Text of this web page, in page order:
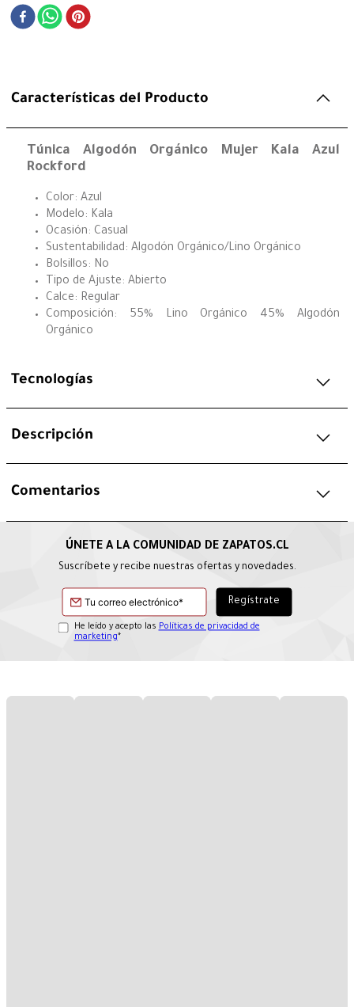
Características del Producto
Túnica Algodón Orgánico Mujer Kala Azul
Rockford
Color: Azul
Modelo: Kala
Ocasión: Casual
Sustentabilidad: Algodón Orgánico/Lino Orgánico
Bolsillos: No
Tipo de Ajuste: Abierto
Calce: Regular
Composición: 55% Lino Orgánico 45% Algodón
Orgánico
Tecnologías
Descripción
Comentarios
Suscríbete y recibe nuestras ofertas y novedades.
He leído y acepto lasPolíticas de privacidad de
marketing*